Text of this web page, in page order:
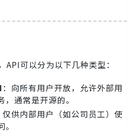
API可以分为以下几种类型：
：向所有用户开放，允许外部用
通常是开源的。
仅供内部用户（如公司员工）使